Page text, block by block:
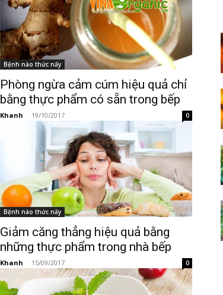
Bệnh nào thức nấy
Phòng ngừa cảm cúm hiệu quả chỉ
bằng thực phẩm có sẵn trong bếp
Khanh - 19/10/2017 0
Bệnh nào thức nấy
Giảm căng thẳng hiệu quả bằng
những thực phẩm trong nhà bếp
Khanh - 15/09/2017 0